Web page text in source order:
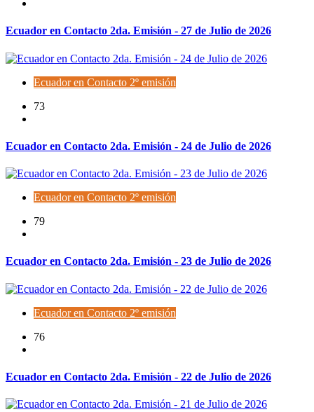
Ecuador en Contacto 2da. Emisión - 27 de Julio de 2026
Ecuador en Contacto 2º emisión
73
Ecuador en Contacto 2da. Emisión - 24 de Julio de 2026
Ecuador en Contacto 2º emisión
79
Ecuador en Contacto 2da. Emisión - 23 de Julio de 2026
Ecuador en Contacto 2º emisión
76
Ecuador en Contacto 2da. Emisión - 22 de Julio de 2026